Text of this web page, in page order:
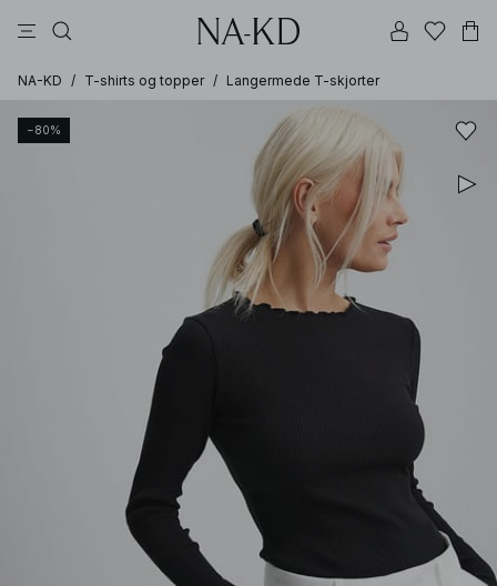
NA-KD / T-shirts og topper / Langermede T-skjorter
−80%